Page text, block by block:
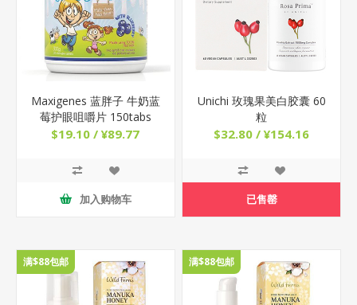
Maxigenes 蓝胖子 牛奶蓝
莓护眼咀嚼片 150tabs
$19.10 / ¥89.77
加入购物车
Unichi 玫瑰果美白胶囊 60
粒
$32.80 / ¥154.16
已售罄
满$88包邮 满$88包邮